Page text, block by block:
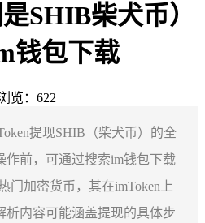
SHIB柴犬币）
钱包下载
览：622
提现SHIB（柴犬币）的全
作前，可通过搜索im钱包下载
门加密货币，其在imToken上
析内容可能涵盖提现的具体步